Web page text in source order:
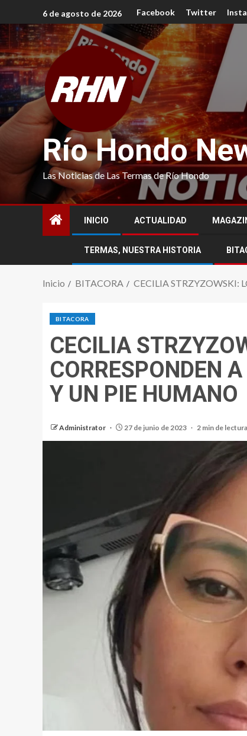
6 de agosto de 2026 Facebook Twitter
Río Hondo
Las Noticias de Las Termas de Río Hondo
INICIO ACTUALIDAD
TERMAS, NUESTRA HISTORIA
Inicio BITACORA CECILIA STRZYZOWSKI:
BITACORA
CECILIA
CORRESPONDEN
Y UN PIE HUMANO
Administrator 27 de junio de 2023 2 min de lectura